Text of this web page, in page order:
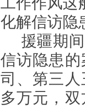
化解信访隐
援疆期
信访隐患
司、第三
多万元，